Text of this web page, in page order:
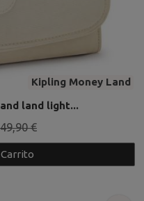
Kipling Money Land
land light...
49,90 €